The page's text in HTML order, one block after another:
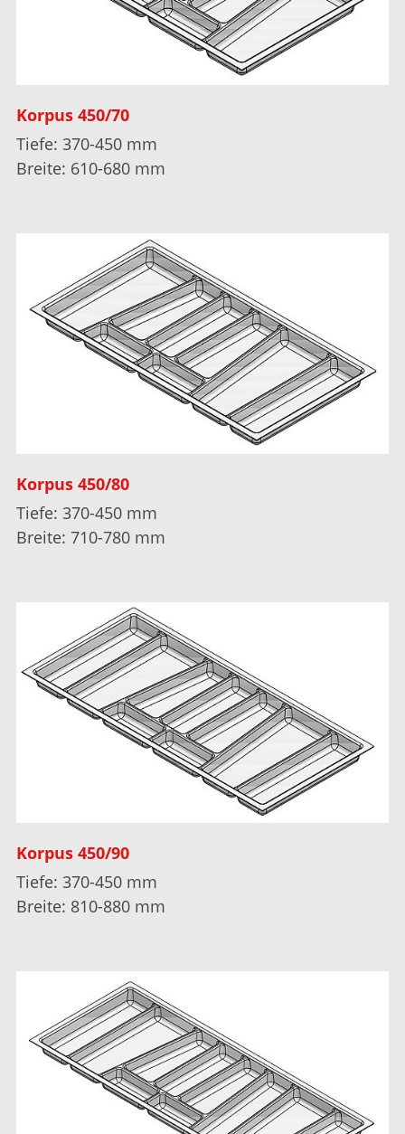
Korpus 450/70
Tiefe: 370-450 mm
Breite: 610-680 mm
Korpus 450/80
Tiefe: 370-450 mm
Breite: 710-780 mm
Korpus 450/90
Tiefe: 370-450 mm
Breite: 810-880 mm